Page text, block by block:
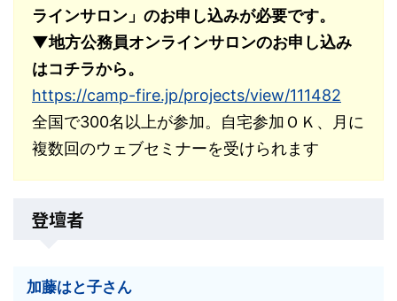
ラインサロン」のお申し込みが必要です。
▼地方公務員オンラインサロンのお申し込み
はコチラから。
https://camp-fire.jp/projects/view/111482
全国で300名以上が参加。自宅参加ＯＫ、月に
複数回のウェブセミナーを受けられます
登壇者
加藤はと子さん